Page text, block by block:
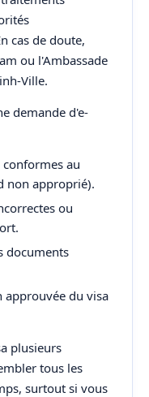
cas de doute,
ou l'Ambassade
Ville.
demande d'e-
conformes au
non approprié).
ou
documents
du visa
plusieurs
tous les
surtout si vous